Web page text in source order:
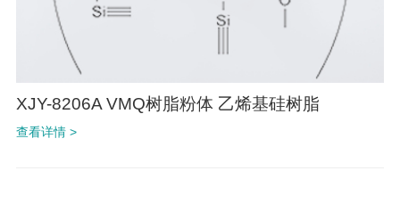
XJY-8206A VMQ树脂粉体 乙烯基硅树脂
查看详情 >